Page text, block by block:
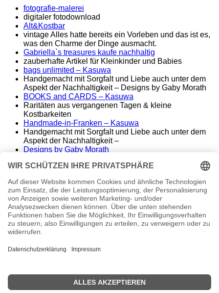
fotografie-malerei
digitaler fotodownload
Alt&Kostbar
vintage Alles hatte bereits ein Vorleben und das ist es,
was den Charme der Dinge ausmacht.
Gabriella`s treasures kaufe nachhaltig
zauberhafte Artikel für Kleinkinder und Babies
bags unlimited – Kasuwa
Handgemacht mit Sorgfalt und Liebe auch unter dem
Aspekt der Nachhaltigkeit – Designs by Gaby Morath
BOOKS and CARDS – Kasuwa
Raritäten aus vergangenen Tagen & kleine
Kostbarkeiten
Handmade-in-Franken – Kasuwa
Handgemacht mit Sorgfalt und Liebe auch unter dem
Aspekt der Nachhaltigkeit –
Designs by Gaby Morath
Fränkischen
Raritäten aus vergangenen Tagen – seltene
Einzelstücke
Famos. – finest music & entertainment
Wir spielen die Songs unserer Helden
conny morath
stimme – sprache – ausdruck
© 2024 babyvintage by Gaby Morath
Die durchgestrichenen Preise entsprechen dem bisherigen